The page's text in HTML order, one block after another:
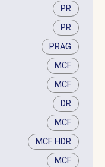
PR
PR
PRAG
MCF
MCF
DR
MCF
MCF HDR
MCF